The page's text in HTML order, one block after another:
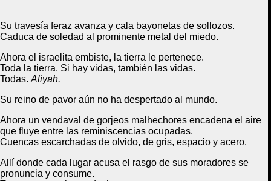
Su travesía feraz avanza y cala bayonetas de sollozos.
Caduca de soledad al prominente metal del miedo.
Ahora el israelita embiste, la tierra le pertenece.
Toda la tierra. Si hay vidas, también las vidas.
Todas. Aliyah.
Su reino de pavor aún no ha despertado al mundo.
Ahora un vendaval de gorjeos malhechores encadena el aire
que fluye entre las reminiscencias ocupadas.
Cuencas escarchadas de olvido, de gris, espacio y acero.
Allí donde cada lugar acusa el rasgo de sus moradores se
pronuncia y consume.